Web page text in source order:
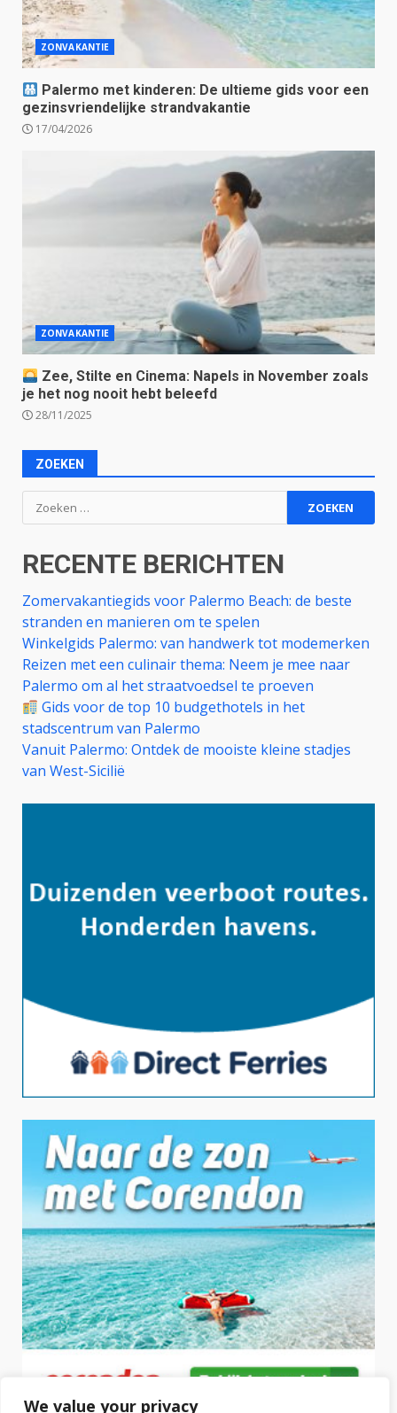
We value your privacy
ZONVAKANTIE
Palermo met kinderen: De ultieme gids voor een
gezinsvriendelijke strandvakantie
17/04/2026
ZONVAKANTIE
Zee, Stilte en Cinema: Napels in November zoals
je het nog nooit hebt beleefd
28/11/2025
ZOEKEN
Zoeken
naar:
RECENTE BERICHTEN
Zomervakantiegids voor Palermo Beach: de beste
stranden en manieren om te spelen
Winkelgids Palermo: van handwerk tot modemerken
Reizen met een culinair thema: Neem je mee naar
Palermo om al het straatvoedsel te proeven
Gids voor de top 10 budgethotels in het
stadscentrum van Palermo
Vanuit Palermo: Ontdek de mooiste kleine stadjes
van West-Sicilië